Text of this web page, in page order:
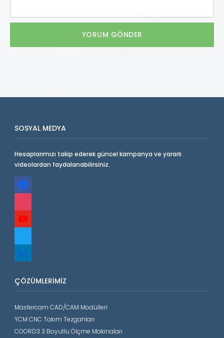
SOSYAL MEDYA
Hesaplarımızı takip ederek güncel kampanya ve yararlı
videolardan faydalanabilirsiniz.
facebook
youtube
ÇÖZÜMLERIMIZ
Mastercam CAD/CAM Modülleri
YCM CNC Takım Tezgahları
COORD3 3 Boyutlu Ölçme Makinaları